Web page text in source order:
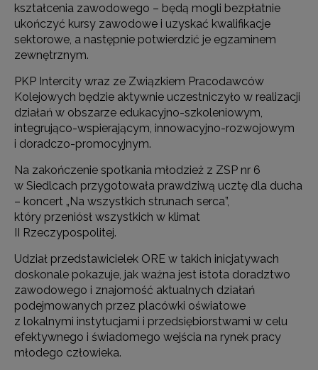
kształcenia zawodowego – będą mogli bezpłatnie
ukończyć kursy zawodowe i uzyskać kwalifikacje
sektorowe, a następnie potwierdzić je egzaminem
zewnętrznym.
PKP Intercity wraz ze Związkiem Pracodawców
Kolejowych będzie aktywnie uczestniczyło w realizacji
działań w obszarze edukacyjno-szkoleniowym,
integrująco-wspierającym, innowacyjno-rozwojowym
i doradczo-promocyjnym.
Na zakończenie spotkania młodzież z ZSP nr 6
w Siedlcach przygotowała prawdziwą ucztę dla ducha
– koncert „Na wszystkich strunach serca”,
który przeniósł wszystkich w klimat
II Rzeczypospolitej.
Udział przedstawicielek ORE w takich inicjatywach
doskonale pokazuje, jak ważna jest istota doradztwo
zawodowego i znajomość aktualnych działań
podejmowanych przez placówki oświatowe
z lokalnymi instytucjami i przedsiębiorstwami w celu
efektywnego i świadomego wejścia na rynek pracy
młodego człowieka.